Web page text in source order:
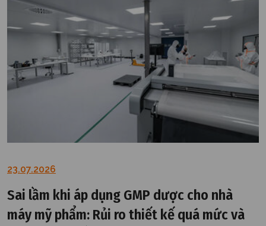
23.07.2026
Sai lầm khi áp dụng GMP dược cho nhà
máy mỹ phẩm: Rủi ro thiết kế quá mức và